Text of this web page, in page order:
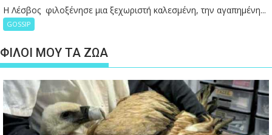
Η Λέσβος φιλοξένησε μια ξεχωριστή καλεσμένη, την αγαπημένη...
GOSSIP
ΦΙΛΟΙ ΜΟΥ ΤΑ ΖΩΑ